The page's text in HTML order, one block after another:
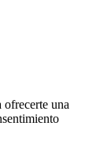
una